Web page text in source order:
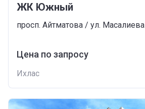
ЖК Южный
просп. Айтматова / ул. Масалиева
Цена по запросу
Ихлас